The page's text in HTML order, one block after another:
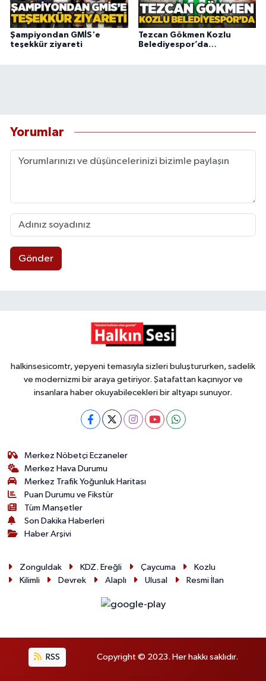
Şampiyondan GMİS'e
teşekkür ziyareti
Tezcan Gökmen Kozlu
Belediyespor’da…
Yorumlar
Gönder
halkinsesicomtr, yepyeni temasıyla sizleri buluştururken, sadelik
ve modernizmi bir araya getiriyor. Şatafattan kaçınıyor ve
insanlara haber okuyabilecekleri bir altyapı sunuyor.
Merkez Nöbetçi Eczaneler
Merkez Hava Durumu
Merkez Trafik Yoğunluk Haritası
Puan Durumu ve Fikstür
Tüm Manşetler
Son Dakika Haberleri
Haber Arşivi
Zonguldak KDZ. Ereğli Çaycuma
Kozlu
Kilimli
Devrek Alaplı Ulusal Resmi İlan
RSS Copyright © 2023. Her hakkı saklıdır.